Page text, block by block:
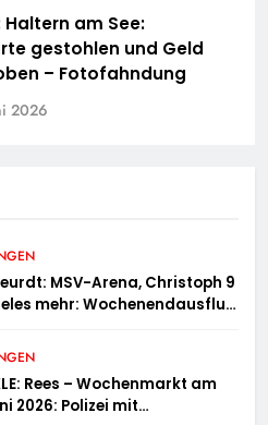
Haltern am See:
gestohlen und Geld
– Fotofahndung
2026
MSV-Arena, Christoph 9
mehr: Wochenendausflug
Rees – Wochenmarkt am
2026: Polizei mit